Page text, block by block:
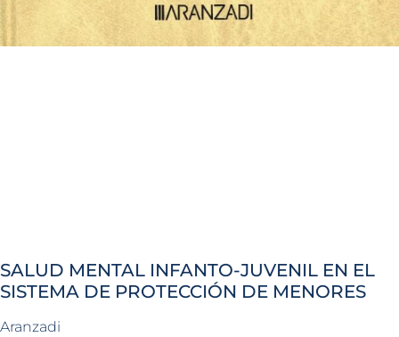
SALUD MENTAL INFANTO-JUVENIL EN EL
SISTEMA DE PROTECCIÓN DE MENORES
Aranzadi